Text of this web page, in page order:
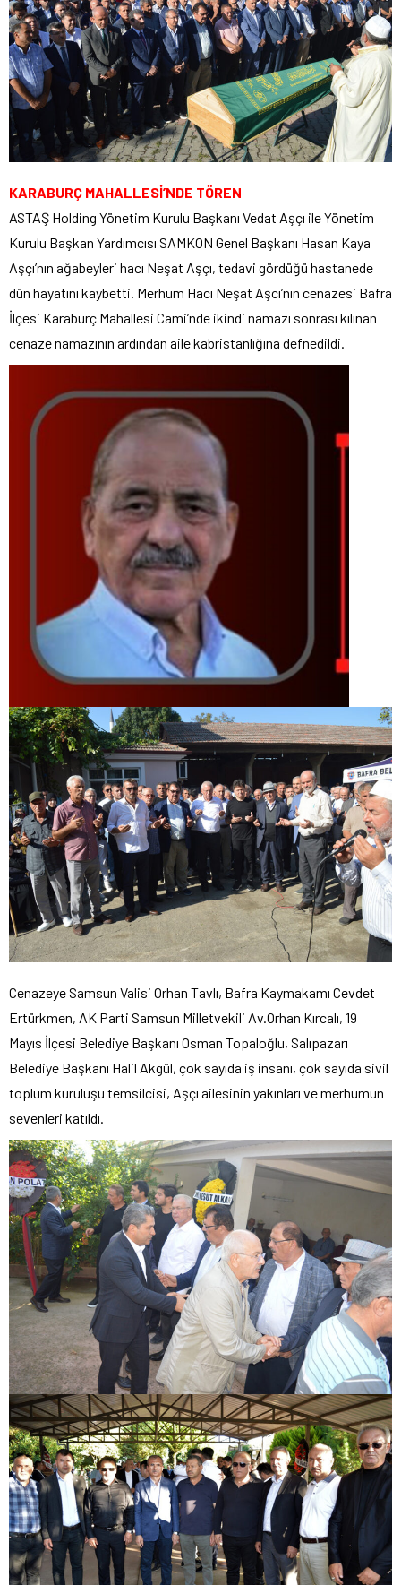
KARABURÇ MAHALLESİ’NDE TÖREN
ASTAŞ Holding Yönetim Kurulu Başkanı Vedat Aşçı ile Yönetim
Kurulu Başkan Yardımcısı SAMKON Genel Başkanı Hasan Kaya
Aşçı’nın ağabeyleri hacı Neşat Aşçı, tedavi gördüğü hastanede
dün hayatını kaybetti. Merhum Hacı Neşat Aşcı’nın cenazesi Bafra
İlçesi Karaburç Mahallesi Cami’nde ikindi namazı sonrası kılınan
cenaze namazının ardından aile kabristanlığına defnedildi.
Cenazeye Samsun Valisi Orhan Tavlı, Bafra Kaymakamı Cevdet
Ertürkmen, AK Parti Samsun Milletvekili Av.Orhan Kırcalı, 19
Mayıs İlçesi Belediye Başkanı Osman Topaloğlu, Salıpazarı
Belediye Başkanı Halil Akgül, çok sayıda iş insanı, çok sayıda sivil
toplum kuruluşu temsilcisi, Aşçı ailesinin yakınları ve merhumun
sevenleri katıldı.